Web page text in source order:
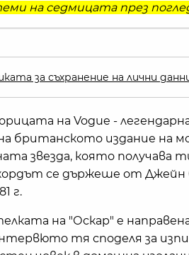
на седмицата през
за съхранение на лични
на Vogue -
британското издание на
звезда, която получава
се държеше от Джейн
г.
на "Оскар" e
тя споделя за